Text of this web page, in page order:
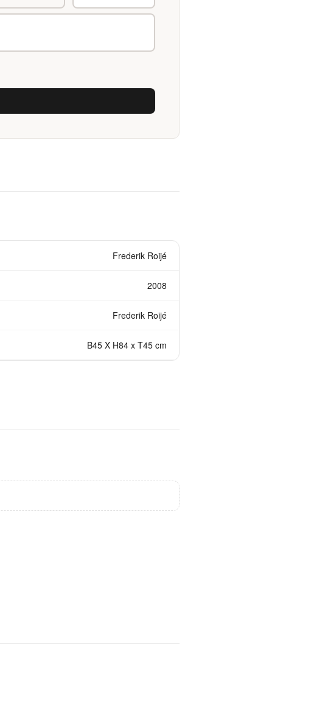
Frederik Roijé
2008
Frederik Roijé
B45 X H84 x T45 cm